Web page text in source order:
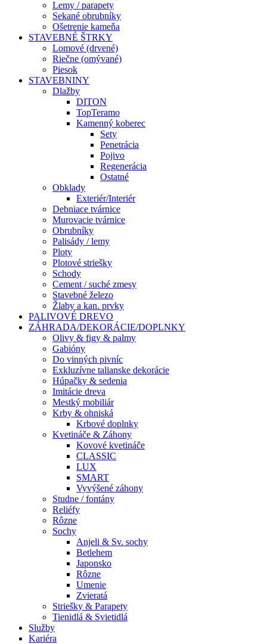
Lemy / parapety
Sekané obrubníky
Ošetrenie kameňa
STAVEBNÉ ŠTRKY
Lomové (drvené)
Riečne (omývané)
Piesok
STAVEBNINY
Dlažby
DITON
TopTeramo
Kamenný koberec
Sety
Penetrácia
Pojivo
Regenerácia
Ostatné
Obklady
Exteriér/Interiér
Debniace tvárnice
Murovacie tvárnice
Obrubníky
Palisády / lemy
Ploty
Plotové striešky
Schody
Cement / suché zmesy
Stavebné železo
Žlaby a kan. prvky
PALIVOVÉ DREVO
ZÁHRADA/DEKORÁCIE/DOPLNKY
Olivy & figy & palmy
Gabióny
Do vinných pivníc
Exkluzívne talianske dekorácie
Húpačky & sedenia
Imitácie dreva
Mestký mobiliár
Krby & ohniská
Krbové doplnky
Kvetináče & Záhony
Kovové kvetináče
CLASSIC
LUX
SMART
Vyvýšené záhony
Studne / fontány
Reliéfy
Rôzne
Sochy
Anjeli & Sv. sochy
Betlehem
Japonsko
Rôzne
Umenie
Zvieratá
Striešky & Parapety
Tienidlá & Svietidlá
Služby
Kariéra